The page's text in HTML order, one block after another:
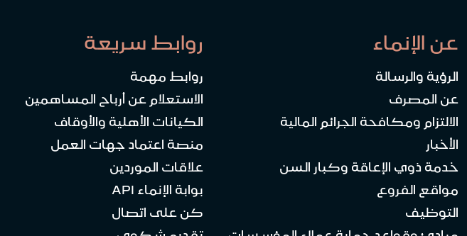
عن الإنماء
الرؤية والرسالة
عن المصرف
الالتزام ومكافحة الجرائم المالية
الأخبار
خدمة ذوي الإعاقة وكبار السن
مواقع الفروع
التوظيف
روابط سريعة
روابط مهمة
الاستعلام عن أرباح المساهمين
الكيانات الأهلية والأوقاف
منصة اعتماد جهات العمل
علاقات الموردين
بوابة الإنماء API
كن على اتصال